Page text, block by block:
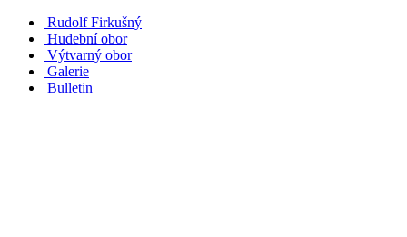
Rudolf Firkušný
Hudební obor
Výtvarný obor
Galerie
Bulletin